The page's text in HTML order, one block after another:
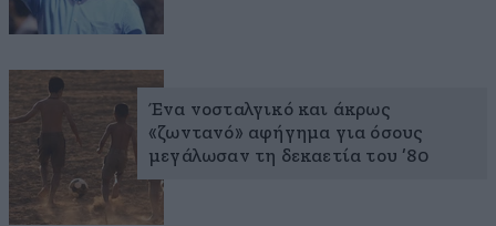
Ένα νοσταλγικό και άκρως
«ζωντανό» αφήγημα για όσους
μεγάλωσαν τη δεκαετία του ’80